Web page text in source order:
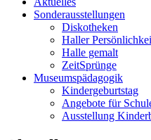
Sonderausstellungen
Diskotheken
Haller
Halle gemalt
ZeitSprünge
Museumspädagogik
Kindergeburtstag
Angebote für
Ausstellung